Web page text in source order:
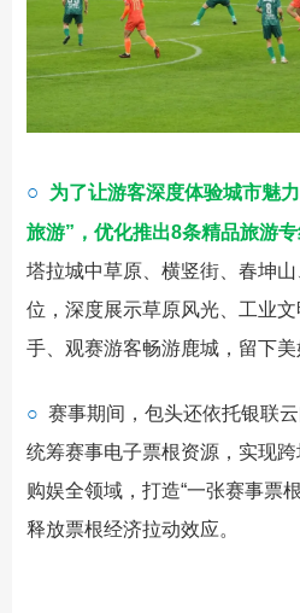
○
为了让游客深度体验城市魅
旅游”，优化推出8条精品旅游专
塔拉城中草原、横竖街、春坤
位，深度展示草原风光、工业
手、观赛游客畅游鹿城，留下美
○ 赛事期间，包头还依托银联云
统筹赛事电子票根资源，实现
购娱全领域，打造“一张赛事票
释放票根经济拉动效应。